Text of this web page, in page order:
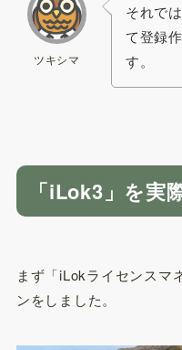
ツキシマ
それで
て登録
す。
「iLok3」を実
まず「iLokライセンスマ
ンをしました。